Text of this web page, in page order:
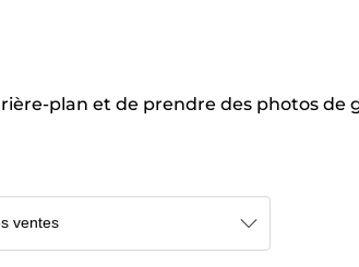
plan et de prendre des photos de